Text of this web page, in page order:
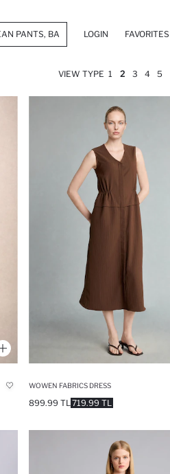
LOGIN FAVORITES
VIEW TYPE 1 2 3 4 5
WOWEN FABRICS DRESS
719.99 TL
899.99 TL